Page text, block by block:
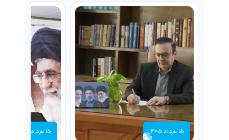
15 مرداد 1405 15 مرداد 1405